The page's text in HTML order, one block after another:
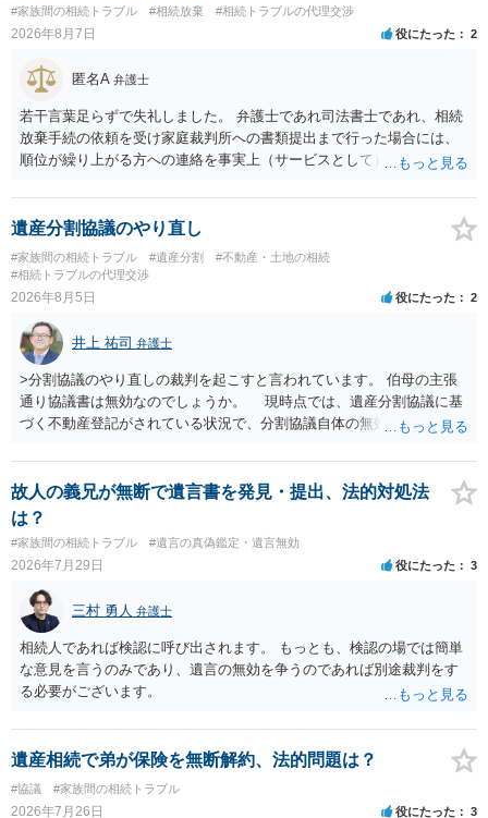
#家族間の相続トラブル #相続放棄 #相続トラブルの代理交渉
2026年8月7日 役にたった 2
匿名A 弁護士
若干言葉足らずで失礼しました。 弁護士であれ司法書士であれ、相続
放棄手続の依頼を受け家庭裁判所への書類提出まで行った場合には、
順位が繰り上がる方への連絡を事実上（サービスとして）行うことは
できない、という意味でした。
遺産分割協議のやり直し
#家族間の相続トラブル #遺産分割
#不動産・土地の相続
#相続トラブルの代理交渉
2026年8月5日 役にたった 2
井上 祐司 弁護士
>分割協議のやり直しの裁判を起こすと言われています。 伯母の主張
通り協議書は無効なのでしょうか。 現時点では、遺産分割協議に基
づく不動産登記がされている状況で、分割協議自体の無効を裁判所が
方の訴訟の主張及び立証次第ですが、 ・御祖母様の認知能力に関する
医師の意見書、筆跡鑑定 が提出されればその効力が否定される可能性
はありますが、 ・伯母様自身が分割協議に加わっていること ・御祖母
様の意に反する遺産分割協議を行う実益が誰にあったかの立証が困難
であること からすると、実際に遺産分割協議の効力が否定される可能
性はそれほど高くない（立証のハードルは非常に高い）ということが
言えると思います。
故人の義兄が無断で遺言書を発見・提出、法的対処法
は？
#家族間の相続トラブル #遺言の真偽鑑定・遺言無効
2026年7月29日 役にたった 3
三村 勇人 弁護士
相続人であれば検認に呼び出されます。 もっとも、検認の場では簡単
な意見を言うのみであり、遺言の無効を争うのであれば別途裁判をす
る必要がございます。
遺産相続で弟が保険を無断解約、法的問題は？
#協議 #家族間の相続トラブル
2026年7月26日 役にたった 3